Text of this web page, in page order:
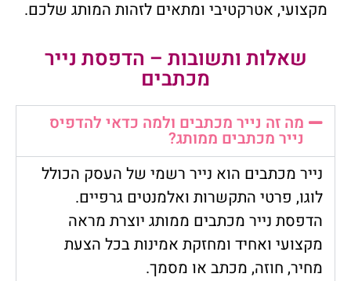
מקצועי, אטרקטיבי ומתאים לזהות המותג שלכם.
שאלות ותשובות – הדפסת נייר
מכתבים
מה זה נייר מכתבים ולמה כדאי להדפיס
נייר מכתבים ממותג?
נייר מכתבים הוא נייר רשמי של העסק הכולל
לוגו, פרטי התקשרות ואלמנטים גרפיים.
הדפסת נייר מכתבים ממותג יוצרת מראה
מקצועי ואחיד ומחזקת אמינות בכל הצעת
מחיר, חוזה, מכתב או מסמך.